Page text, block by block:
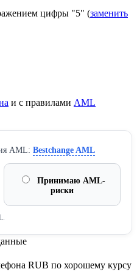
цифры "5" (заменить
и с правилами AML
AML: Bestchange AML
Принимаю AML-
риски
RUB по хорошему курсу